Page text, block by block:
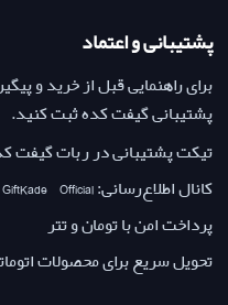
پشتیبانی و اعتماد
برای راهنمایی قبل از خرید و
پشتیبانی گیفت کده ثبت کنید.
تیکت پشتیبانی در ربات گیفت
کانال اطلاع‌رسانی: GiftKade_Official
پرداخت امن با تومان و تتر
تحویل سریع برای محصولات